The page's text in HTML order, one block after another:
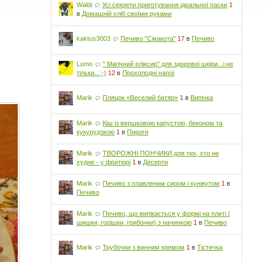
Waldi Усі секрети приготування ідеальної паски 1
в Домашній хліб своїми руками
kaktus3003 Печиво "Смакота" 17 вПечиво
Lumo
" Магічний еліксир" для здоровоі шкіри...і не
тільки...;-) 12 вПрохолодні напої
Marik Пляцок «Веселий батяр» 1 вВипічка
Marik
Кіш із вершковою капустою, беконом та
кукурудзкою 1 вПироги
Marik
ТВОРОЖНІ ПОНЧИКИ для тих, хто не
худне - у фритюрі 1 в Десерти
Marik Печиво з плавленим сиром і кунжутом 1 в
Печиво
Marik
Печиво, що випікається у формі на плиті (
шишки, горішки, грибочки) з начинкою 1 вПечиво
Marik Трубочки з винним кремом 1 вТістечка